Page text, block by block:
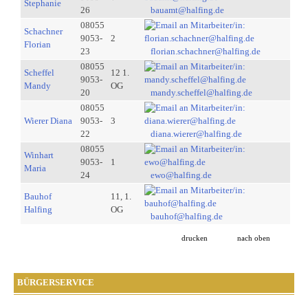
BÜRGERSERVICE
Stephanie
26
bauamt@halfing.de
Schachner
Florian
08055
9053-
23
2
florian.schachner@halfing.de
Scheffel
Mandy
08055
9053-
20
12 1.
OG
mandy.scheffel@halfing.de
Wierer Diana
08055
9053-
22
3
diana.wierer@halfing.de
Winhart
Maria
08055
9053-
24
1
ewo@halfing.de
Bauhof
Halfing
11, 1.
OG
bauhof@halfing.de
drucken nach oben